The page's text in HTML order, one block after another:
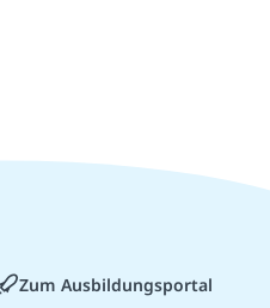
Zum Ausbildungsportal